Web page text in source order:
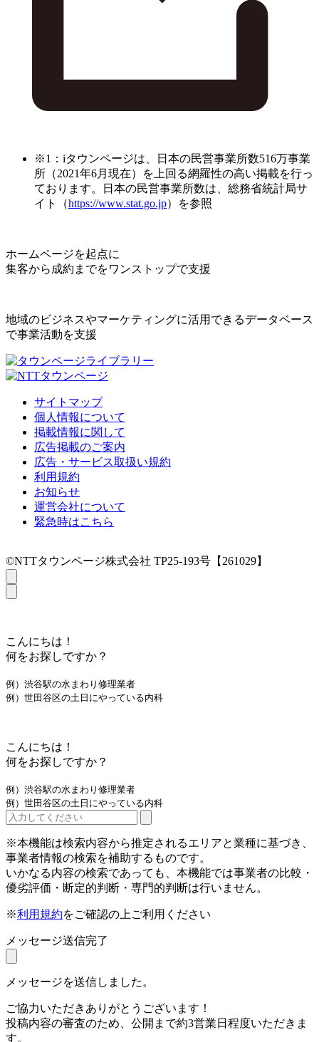
※1：iタウンページは、日本の民営事業所数516万事業
所（2021年6月現在）を上回る網羅性の高い掲載を行っ
ております。日本の民営事業所数は、総務省統計局サ
イト（https://www.stat.go.jp）を参照
ホームページを起点に
集客から成約までをワンストップで支援
地域のビジネスやマーケティングに活用できるデータベース
で事業活動を支援
サイトマップ
個人情報について
掲載情報に関して
広告掲載のご案内
広告・サービス取扱い規約
利用規約
お知らせ
運営会社について
緊急時はこちら
©NTTタウンページ株式会社 TP25-193号【261029】
こんにちは！
何をお探しですか？
例）渋谷駅の水まわり修理業者
例）世田谷区の土日にやっている内科
こんにちは！
何をお探しですか？
例）渋谷駅の水まわり修理業者
例）世田谷区の土日にやっている内科
※本機能は検索内容から推定されるエリアと業種に基づき、
事業者情報の検索を補助するものです。
いかなる内容の検索であっても、本機能では事業者の比較・
優劣評価・断定的判断・専門的判断は行いません。
※利用規約をご確認の上ご利用ください
メッセージ送信完了
メッセージを送信しました。
ご協力いただきありがとうございます！
投稿内容の審査のため、公開まで約3営業日程度いただきま
す。